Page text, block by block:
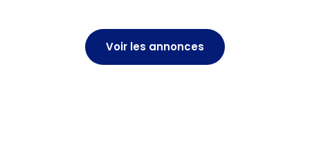
Voir les annonces